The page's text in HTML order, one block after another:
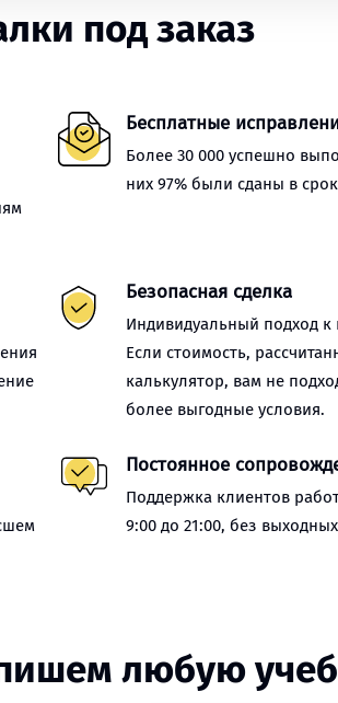
под заказ
Бесплатные
Более 30 000 успешно
них 97% были сданы в
Безопасная сделка
Индивидуальный подход к
Если стоимость,
калькулятор, вам не
более выгодные условия.
Постоянное
Поддержка клиентов
9:00 до 21:00, без
любую